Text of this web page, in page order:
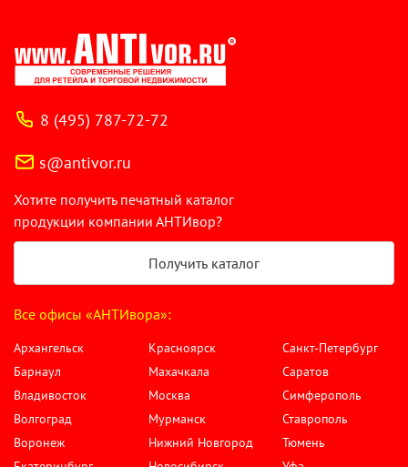
8 (495) 787-72-72
s@antivor.ru
Хотите получить печатный каталог
продукции компании АНТИвор?
Получить каталог
Все офисы «АНТИвора»:
Архангельск
Барнаул
Владивосток
Волгоград
Воронеж
Красноярск
Махачкала
Москва
Мурманск
Нижний Новгород
Санкт-Петербург
Саратов
Симферополь
Ставрополь
Тюмень